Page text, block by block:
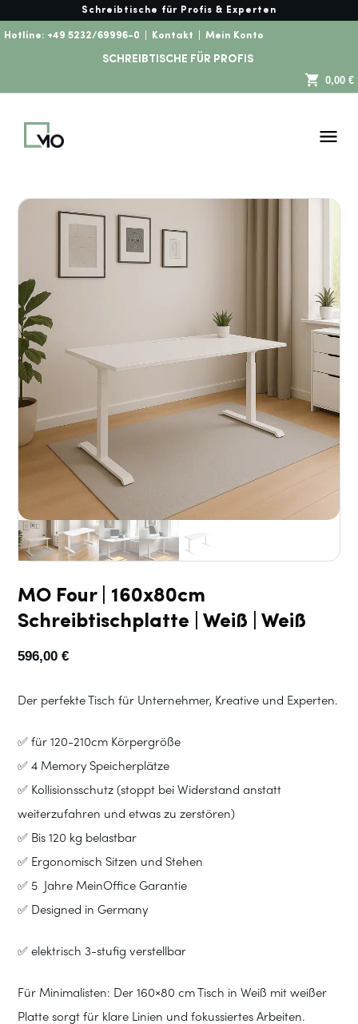
Schreibtische für Profis & Experten
Hotline: +49 5232/69996-0 Kontakt Mein Konto
SCHREIBTISCHE FÜR PROFIS
0,00 €
MO Four | 160x80cm
Schreibtischplatte | Weiß | Weiß
596,00 €
Der perfekte Tisch für Unternehmer, Kreative und Experten.
✅ für 120-210cm Körpergröße
✅ 4 Memory Speicherplätze
✅ Kollisionsschutz (stoppt bei Widerstand anstatt
weiterzufahren und etwas zu zerstören)
✅ Bis 120 kg belastbar
✅ Ergonomisch Sitzen und Stehen
✅ 5 Jahre MeinOffice Garantie
✅ Designed in Germany
✅ elektrisch 3-stufig verstellbar
Für Minimalisten: Der 160×80 cm Tisch in Weiß mit weißer
Platte sorgt für klare Linien und fokussiertes Arbeiten.